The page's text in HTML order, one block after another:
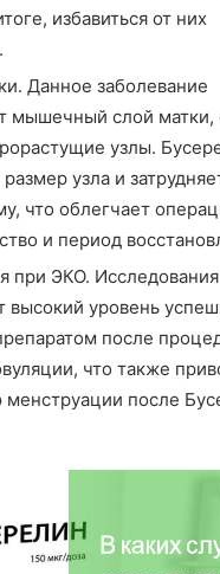
избавиться от них
Данное заболевание
мышечный слой матки,
узлы.
узла и
что облегчает
и период
при ЭКО. Исследования
высокий уровень
после
что также
после